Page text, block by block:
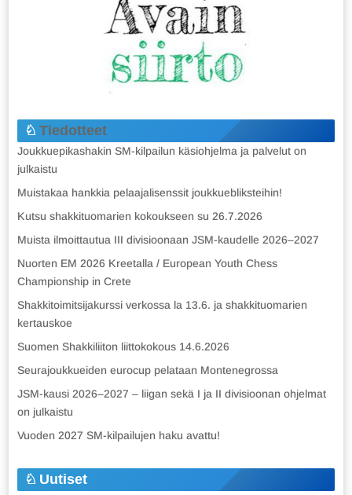
Tiedotteet
Joukkuepikashakin SM-kilpailun käsiohjelma ja palvelut on
julkaistu
Muistakaa hankkia pelaajalisenssit joukkuebliksteihin!
Kutsu shakkituomarien kokoukseen su 26.7.2026
Muista ilmoittautua III divisioonaan JSM-kaudelle 2026–2027
Nuorten EM 2026 Kreetalla / European Youth Chess
Championship in Crete
Shakkitoimitsijakurssi verkossa la 13.6. ja shakkituomarien
kertauskoe
Suomen Shakkiliiton liittokokous 14.6.2026
Seurajoukkueiden eurocup pelataan Montenegrossa
JSM-kausi 2026–2027 – liigan sekä I ja II divisioonan ohjelmat
on julkaistu
Vuoden 2027 SM-kilpailujen haku avattu!
Uutiset